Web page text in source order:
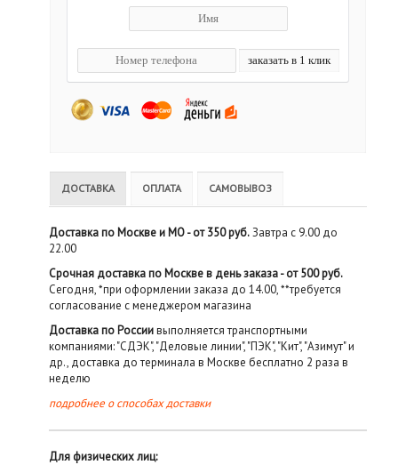
ДОСТАВКА ОПЛАТА САМОВЫВОЗ
Доставка по Москве и МО - от 350 руб.Завтра с 9.00 до
22.00
Срочная доставка по Москве в день заказа - от 500 руб.
Сегодня, *при оформлении заказа до 14.00, **требуется
согласование с менеджером магазина
Доставка по Россиивыполняется транспортными
компаниями: "СДЭК", "Деловые линии", "ПЭК", "Кит", "Азимут" и
др., доставка до терминала в Москве бесплатно 2 раза в
неделю
подробнее о способах доставки
Для физических лиц: